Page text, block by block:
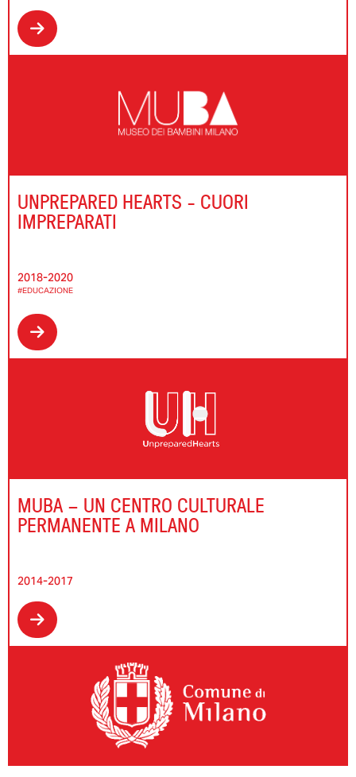
UNPREPARED HEARTS - CUORI
IMPREPARATI
2018-2020
#EDUCAZIONE
MUBA – UN CENTRO CULTURALE
PERMANENTE A MILANO
2014-2017